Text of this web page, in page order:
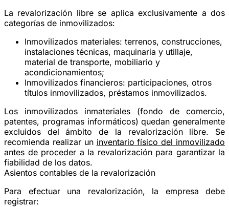
La revalorización libre se aplica exclusivamente a dos
categorías de inmovilizados:
Inmovilizados materiales: terrenos, construcciones,
instalaciones técnicas, maquinaria y utillaje,
material de transporte, mobiliario y
acondicionamientos;
Inmovilizados financieros: participaciones, otros
títulos inmovilizados, préstamos inmovilizados.
Los inmovilizados inmateriales (fondo de comercio,
patentes, programas informáticos) quedan generalmente
excluidos del ámbito de la revalorización libre. Se
recomienda realizar un inventario físico del inmovilizado
antes de proceder a la revalorización para garantizar la
fiabilidad de los datos.
Asientos contables de la revalorización
Para efectuar una revalorización, la empresa debe
registrar: